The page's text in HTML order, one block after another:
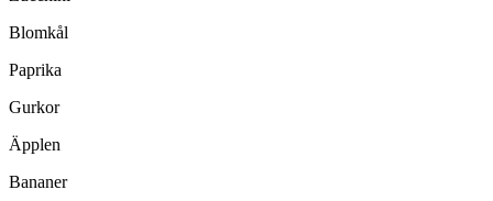
Blomkål
Paprika
Gurkor
Äpplen
Bananer